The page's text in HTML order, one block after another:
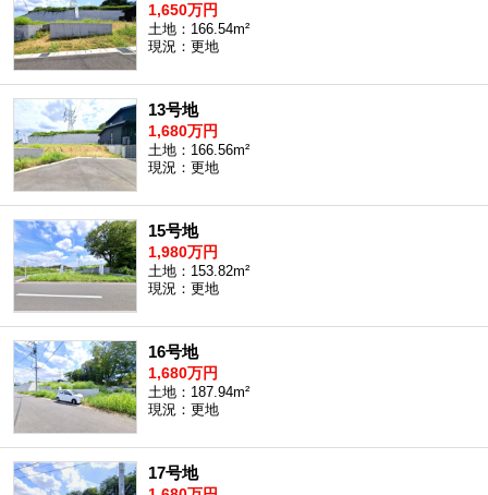
1,650万円
土地：166.54m²
現況：更地
13号地
1,680万円
土地：166.56m²
現況：更地
15号地
1,980万円
土地：153.82m²
現況：更地
16号地
1,680万円
土地：187.94m²
現況：更地
17号地
全店舗営業社員募集！